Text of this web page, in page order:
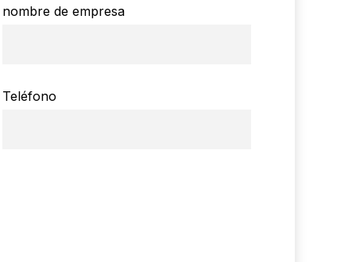
nombre de empresa
Teléfono